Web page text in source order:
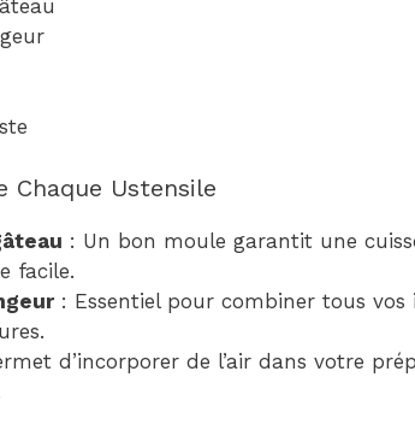
Chaque Ustensile
: Un bon moule garantit une
facile.
: Essentiel pour combiner tous vos
d’incorporer de l’air dans votre